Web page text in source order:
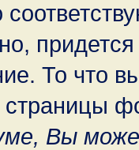
придется
То что
страницы
Вы